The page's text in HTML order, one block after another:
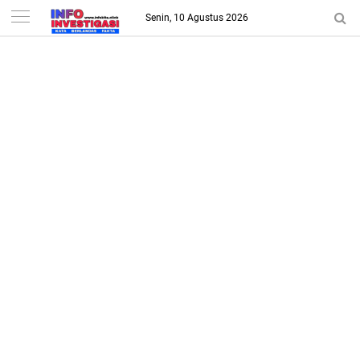
-->
Senin, 10 Agustus 2026